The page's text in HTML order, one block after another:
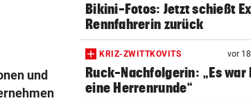
und
Bikini-Fotos: Jetzt schießt
Rennfahrerin zurück
KRIZ-ZWITTKOVITS vor
Ruck-Nachfolgerin: „Es war
eine Herrenrunde“